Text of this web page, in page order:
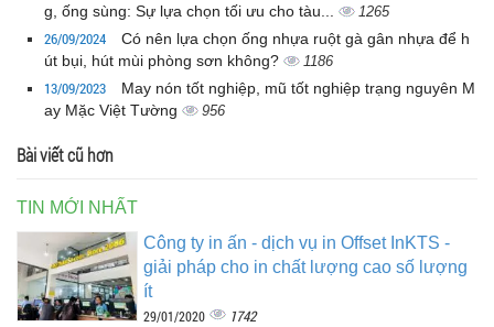
g, ống sùng: Sự lựa chọn tối ưu cho tàu...
1265
26/09/2024
Có nên lựa chọn ống nhựa ruột gà gân nhựa để h
út bụi, hút mùi phòng sơn không?
1186
13/09/2023
May nón tốt nghiệp, mũ tốt nghiệp trạng nguyên M
ay Mặc Việt Tường
956
Bài viết cũ hơn
TIN MỚI NHẤT
Công ty in ấn - dịch vụ in Offset InKTS -
giải pháp cho in chất lượng cao số lượng
ít
29/01/2020 1742